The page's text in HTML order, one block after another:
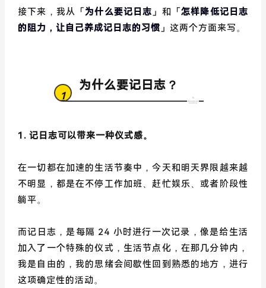
接下来，我从 「为什么要记日志」 和
「怎样降低记日志
的阻力，让自己养成记日志的习惯」 这两个方面来写。
为什么要记日志？
1
1. 记日志可以带来一种仪式感。
在一切都在加速的生活节奏中，今天和明天界限越来越
不明显，都是在不停工作加班、赶忙娱乐、或者阶段性
躺平。
而记日志，是每隔 24 小时进行一次记录，像是给生活
加入了一个特殊的仪式，生活节点化，在那几分钟内，
我是自由的，我的思绪会间歇性回到熟悉的地方，进行
这项确定性的活动。